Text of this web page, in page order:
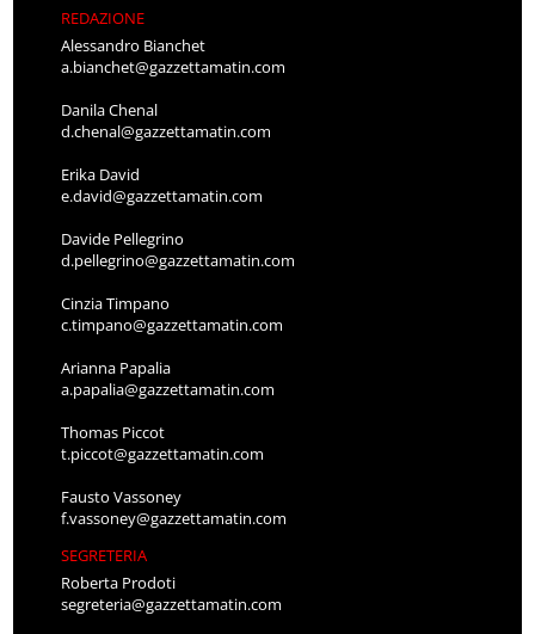
REDAZIONE
Alessandro Bianchet
a.bianchet@gazzettamatin.com
Danila Chenal
d.chenal@gazzettamatin.com
Erika David
e.david@gazzettamatin.com
Davide Pellegrino
d.pellegrino@gazzettamatin.com
Cinzia Timpano
c.timpano@gazzettamatin.com
Arianna Papalia
a.papalia@gazzettamatin.com
Thomas Piccot
t.piccot@gazzettamatin.com
Fausto Vassoney
f.vassoney@gazzettamatin.com
SEGRETERIA
Roberta Prodoti
segreteria@gazzettamatin.com